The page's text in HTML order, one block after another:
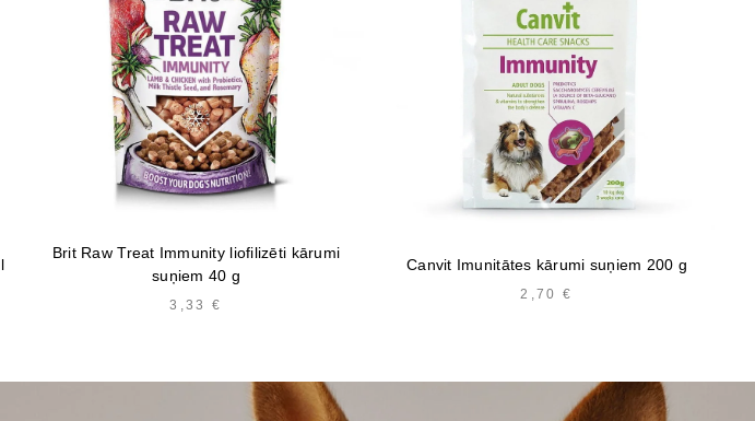
Brit Raw Treat Immunity liofilizēti kārumi
suņiem 40 g
3,33€
Canvit Imunitātes kārumi suņiem 200 g
2,70€